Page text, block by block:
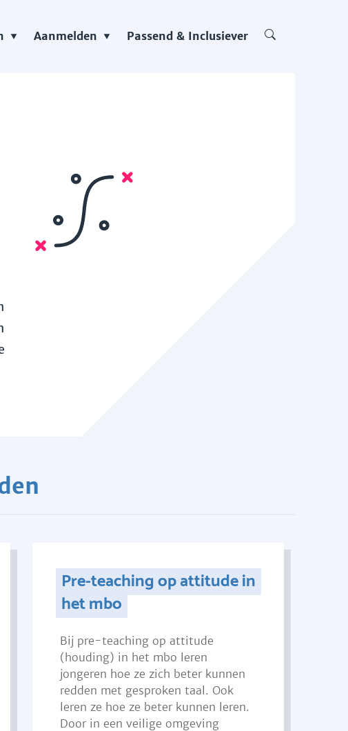
Aanmelden Passend & Inclusiever
Pre-teaching op attitude in
het mbo
Bij pre-teaching op attitude
(houding) in het mbo leren
jongeren hoe ze zich beter kunnen
redden met gesproken taal. Ook
leren ze hoe ze beter kunnen leren.
Door in een veilige omgeving